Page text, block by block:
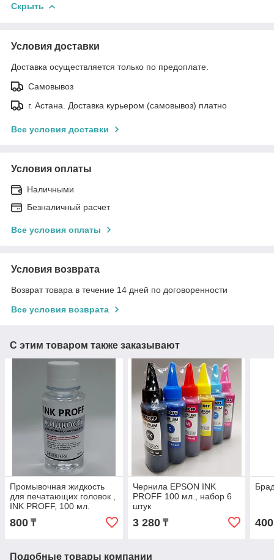
Скрыть
Условия доставки
Доставка осуществляется только по предоплате.
Самовывоз
г. Астана. Доставка курьером (самовывоз) платно
Все условия доставки
Условия оплаты
Наличными
Безналичный расчет
Все условия оплаты
Условия возврата
Возврат товара в течение 14 дней по договоренности
Все условия возврата
С этим товаром также заказывают
Промывочная жидкость
для печатающих головок ,
INK PROFF, 100 мл.
800 ₸
Чернила EPSON INK
PROFF 100 мл., набор 6
штук
3 280₸ 400
Подобные товары компании